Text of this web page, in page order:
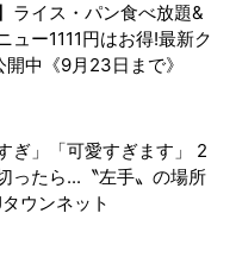
ライス・パン食べ放題&
ュー1111円はお得!最新ク
中《9月23日まで》
ぎ」「可愛すぎます」 2
ったら...〝左手〟の場所
ウンネット